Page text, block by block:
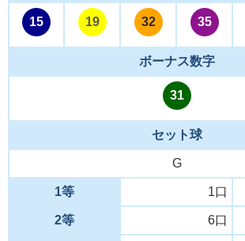
15 19 32 35
ボーナス数字
31
セット球
G
1等 1口
2等 6口